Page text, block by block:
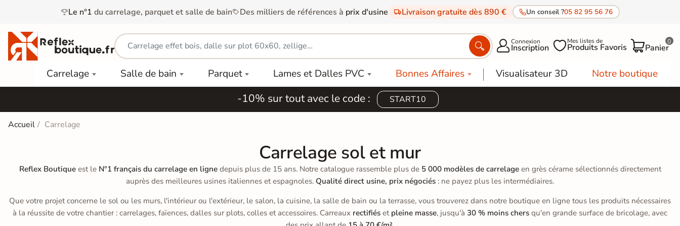
Le n°1 du carrelage, parquet et salle de bain Des milliers de références à prix d'usine Livraison gratuite dès 890 € Un conseil ?05 82 95 56 76
 Connexion
Inscription Mes listes de
Produits Favoris Panier
0
Carrelage
Carrelage
Extérieur
Dalle
Carrelage
Colle &
Salle de bain
Douche
WC
Carrelage
Salle de
Parquet
Contrecollé
Bois
clair
Lames et Dalles PVC
TYPE
Dalles
Lames
Bonnes Affaires Visualisateur 3D Notre boutique
-10% sur tout avec le code : START10
Accueil Carrelage
Carrelage sol et mur
Reflex Boutiqueest le N°1 français du carrelage en lignedepuis plus de 15 ans. Notre catalogue rassemble plus de 5 000 modèles de carrelageen grès cérame sélectionnés directement
auprès des meilleures usines italiennes et espagnoles. Qualité direct usine, prix négociés : ne payez plus les intermédiaires.
Que votre projet concerne le sol ou les murs, l'intérieur ou l'extérieur, le salon, la cuisine, la salle de bain ou la terrasse, vous trouverez dans notre boutique en ligne tous les produits nécessaires
à la réussite de votre chantier : carrelages, faïences, dalles sur plots, colles et accessoires. Carreaux rectifiés et pleine masse, jusqu'à 30 % moins chers qu'en grande surface de bricolage, avec